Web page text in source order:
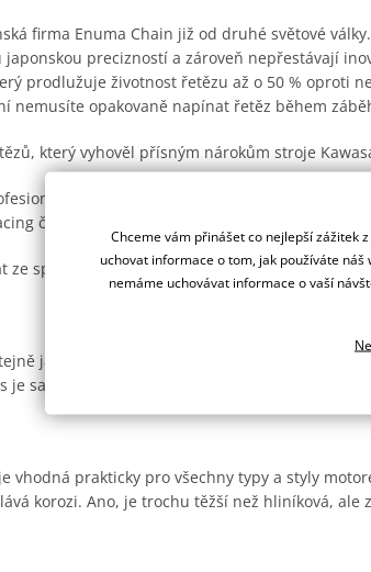
firma Enuma Chain již od druhé světové
precizností a zároveň nepřestávají
prodlužuje životnost řetězu až o 50 % oproti
nemusíte opakovaně napínat řetěz během
který vyhověl přísným nárokům stroje
závodní týmy na celém světě od
či Road racing.
ze spousty barevných provedení.
jako ocelové rozety od Supersprox zesílené
je samočistící drážka pro offroady.
je vhodná prakticky pro všechny typy a styly
korozi. Ano, je trochu těžší než hliníková, ale
Chceme vám přinášet co nejlepší zážitek
uchovat informace o tom, jak používáte
nemáme uchovávat informace o vaší